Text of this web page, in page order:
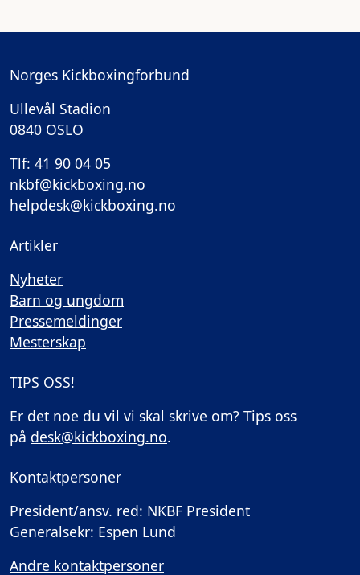
Norges Kickboxingforbund
Ullevål Stadion
0840 OSLO
Tlf: 41 90 04 05
nkbf@kickboxing.no
helpdesk@kickboxing.no
Artikler
Nyheter
Barn og ungdom
Pressemeldinger
Mesterskap
TIPS OSS!
Er det noe du vil vi skal skrive om? Tips oss
på desk@kickboxing.no.
Kontaktpersoner
President/ansv. red: NKBF President
Generalsekr: Espen Lund
Andre kontaktpersoner